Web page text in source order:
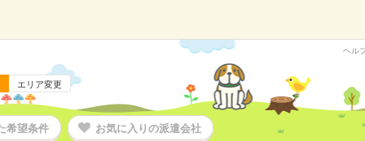
エリア変更
ヘル
希望条件 お気に入りの派遣会社